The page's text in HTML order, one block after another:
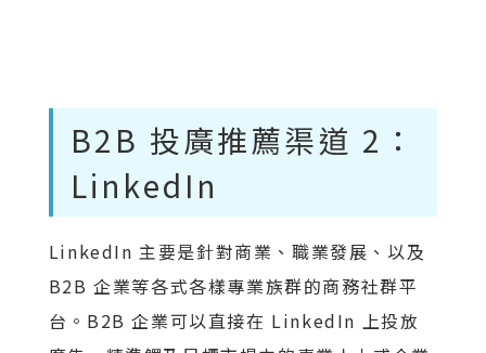
B2B 投廣推薦渠道 2：
LinkedIn
LinkedIn 主要是針對商業、職業發展、以及
B2B 企業等各式各樣專業族群的商務社群平
台。B2B 企業可以直接在 LinkedIn 上投放